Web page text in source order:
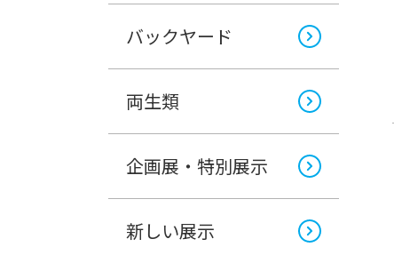
バックヤード
両生類
企画展・特別展示
新しい展示